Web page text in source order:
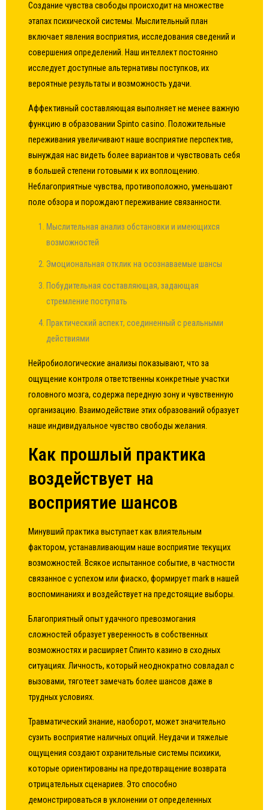
Создание чувства свободы происходит на множестве
этапах психической системы. Мыслительный план
включает явления восприятия, исследования сведений и
совершения определений. Наш интеллект постоянно
исследует доступные альтернативы поступков, их
вероятные результаты и возможность удачи.
Аффективный составляющая выполняет не менее важную
функцию в образовании Spinto casino. Положительные
переживания увеличивают наше восприятие перспектив,
вынуждая нас видеть более вариантов и чувствовать себя
в большей степени готовыми к их воплощению.
Неблагоприятные чувства, противоположно, уменьшают
поле обзора и порождают переживание связанности.
Мыслительная анализ обстановки и имеющихся
возможностей
Эмоциональная отклик на осознаваемые шансы
Побудительная составляющая, задающая
стремление поступать
Практический аспект, соединенный с реальными
действиями
Нейробиологические анализы показывают, что за
ощущение контроля ответственны конкретные участки
головного мозга, содержа передную зону и чувственную
организацию. Взаимодействие этих образований образует
наше индивидуальное чувство свободы желания.
Как прошлый практика
воздействует на
восприятие шансов
Минувший практика выступает как влиятельным
фактором, устанавливающим наше восприятие текущих
возможностей. Всякое испытанное событие, в частности
связанное с успехом или фиаско, формирует mark в нашей
воспоминаниях и воздействует на предстоящие выборы.
Благоприятный опыт удачного превозмогания
сложностей образует уверенность в собственных
возможностях и расширяет Спинто казино в сходных
ситуациях. Личность, который неоднократно совладал с
вызовами, тяготеет замечать более шансов даже в
трудных условиях.
Травматический знание, наоборот, может значительно
сузить восприятие наличных опций. Неудачи и тяжелые
ощущения создают охранительные системы психики,
которые ориентированы на предотвращение возврата
отрицательных сценариев. Это способно
демонстрироваться в уклонении от определенных